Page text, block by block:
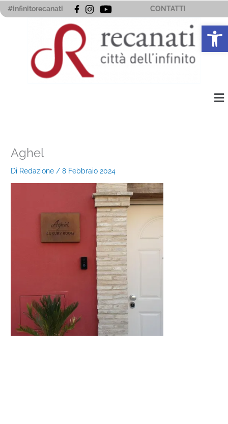
Vai
al
#infinitorecanati CONTATTI
Aghel
Di Redazione /8 Febbraio 2024
Apri la